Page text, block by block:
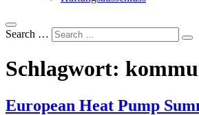
Search …
Schlagwort:
European Heat Pump